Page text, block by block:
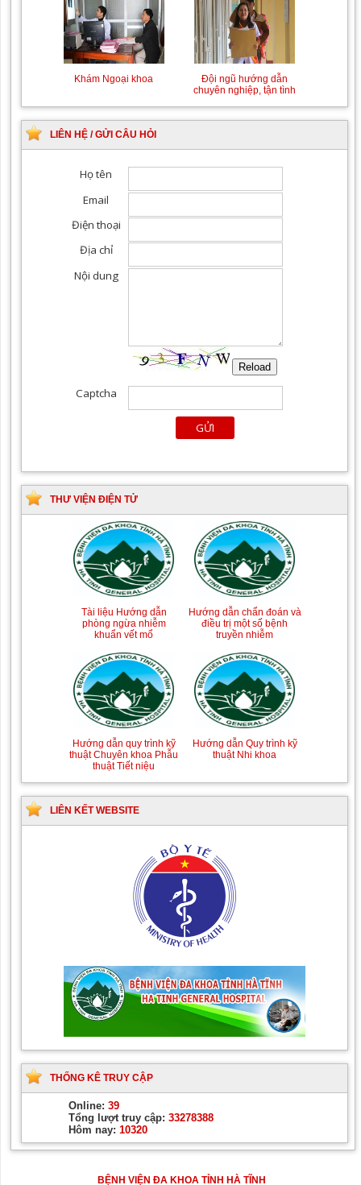
Khám Ngoại khoa
Đội ngũ hướng dẫn
chuyên nghiệp, tận tình
LIÊN HỆ / GỬI CÂU HỎI
THƯ VIỆN ĐIỆN TỬ
Tài liệu Hướng dẫn
phòng ngừa nhiễm
khuẩn vết mổ
Hướng dẫn chẩn đoán và
điều trị một số bệnh
truyền nhiễm
Hướng dẫn quy trình kỹ
thuật Chuyên khoa Phẫu
thuật Tiết niệu
Hướng dẫn Quy trình kỹ
thuật Nhi khoa
LIÊN KẾT WEBSITE
THỐNG KÊ TRUY CẬP
Online: 39
Tổng lượt truy cập: 33278388
Hôm nay: 10320
BỆNH VIỆN ĐA KHOA TỈNH HÀ TĨNH